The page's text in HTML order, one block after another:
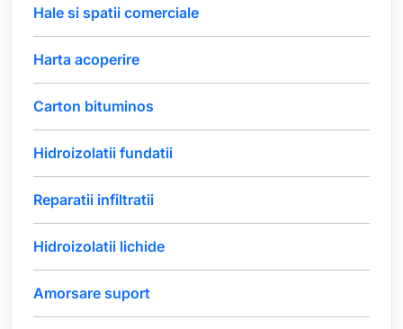
Hale si spatii comerciale
Harta acoperire
Carton bituminos
Hidroizolatii fundatii
Reparatii infiltratii
Hidroizolatii lichide
Amorsare suport